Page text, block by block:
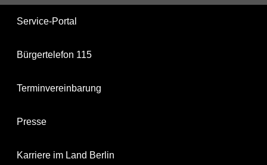
Service-Portal
Bürgertelefon 115
Terminvereinbarung
Presse
Karriere im Land Berlin